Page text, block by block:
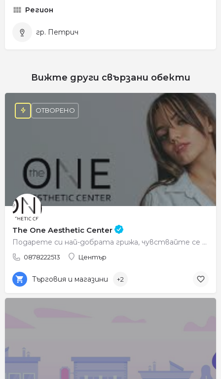
Регион
гр. Петрич
Вижте други свързани обекти
The One Aesthetic Center
Подарете си най-добрата грижа, чувствайте се красиви всеки ден.
0878222513 Център
ОТВОРЕНО
Търговия и магазини +2